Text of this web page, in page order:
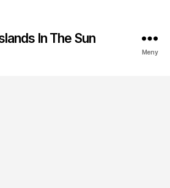
In The Sun
Meny